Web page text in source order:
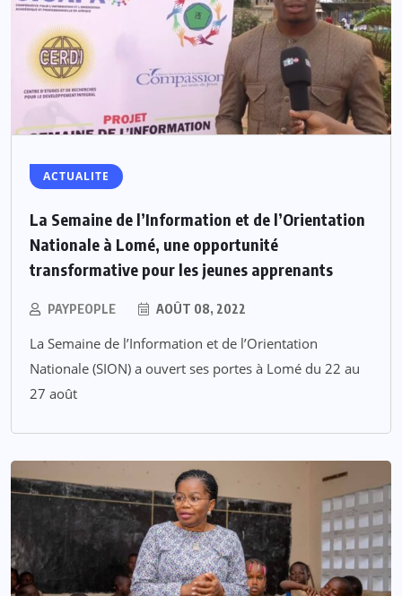
ACTUALITE
La Semaine de l’Information et de l’Orientation
Nationale à Lomé, une opportunité
transformative pour les jeunes apprenants
PAYPEOPLE AOÛT 08, 2022
La Semaine de l’Information et de l’Orientation
Nationale (SION) a ouvert ses portes à Lomé du 22 au
27 août